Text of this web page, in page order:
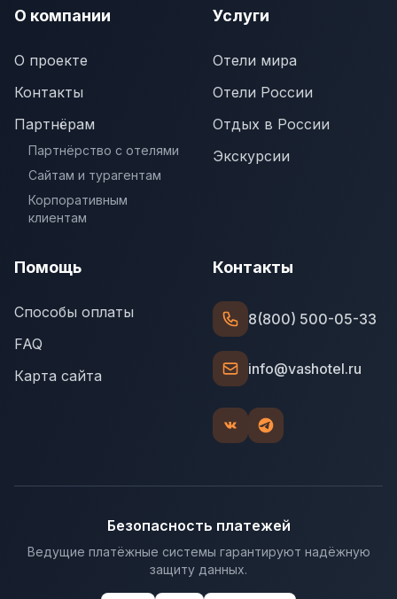
О компании
О проекте
Контакты
Партнёрам
Партнёрство с отелями
Сайтам и турагентам
Корпоративным
клиентам
Услуги
Отели мира
Отели России
Отдых в России
Экскурсии
Помощь
Способы оплаты
FAQ
Карта сайта
Контакты
8(800) 500-05-33
info@vashotel.ru
Безопасность платежей
Ведущие платёжные системы гарантируют надёжную
защиту данных.